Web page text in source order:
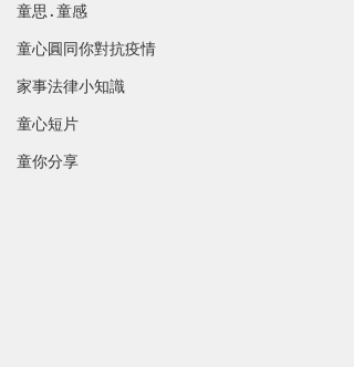
童思 · 童感
童心圓同你對抗疫情
家事法律小知識
童心短片
童你分享